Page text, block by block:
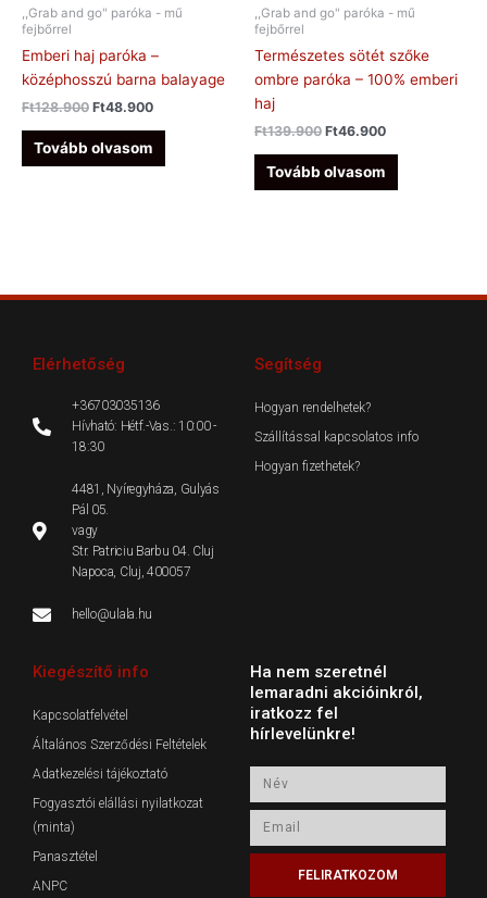
,,Grab and go" paróka - mű
fejbőrrel
Emberi haj paróka –
középhosszú barna balayage
Ft128.900 Ft48.900
Tovább olvasom
,,Grab and go" paróka - mű
fejbőrrel
Természetes sötét szőke
ombre paróka – 100% emberi
haj
Ft139.900 Ft46.900
Tovább olvasom
Elérhetőség
+36703035136
Hívható: Hétf.-Vas.: 10:00 -
18:30
4481, Nyíregyháza, Gulyás
Pál 05.
vagy
Str. Patriciu Barbu 04. Cluj
Napoca, Cluj, 400057
hello@ulala.hu
Segítség
Hogyan rendelhetek?
Szállítással kapcsolatos info
Hogyan fizethetek?
Kiegészítő info
Kapcsolatfelvétel
Általános Szerződési Feltételek
Adatkezelési tájékoztató
Fogyasztói elállási nyilatkozat
(minta)
Panasztétel
ANPC
Ha nem szeretnél
lemaradni akcióinkról,
iratkozz fel
hírlevelünkre!
FELIRATKOZOM